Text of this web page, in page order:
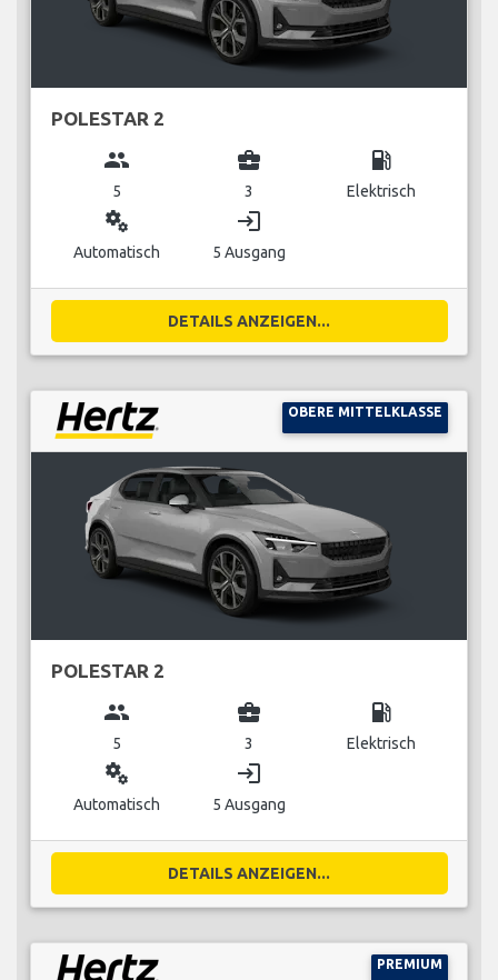
POLESTAR 2
group
5
business_center
3
local_gas_station
Elektrisch
miscellaneous_services
Automatisch
login
5 Ausgang
DETAILS ANZEIGEN...
OBERE MITTELKLASSE
POLESTAR 2
group
5
business_center
3
local_gas_station
Elektrisch
miscellaneous_services
Automatisch
login
5 Ausgang
DETAILS ANZEIGEN...
PREMIUM